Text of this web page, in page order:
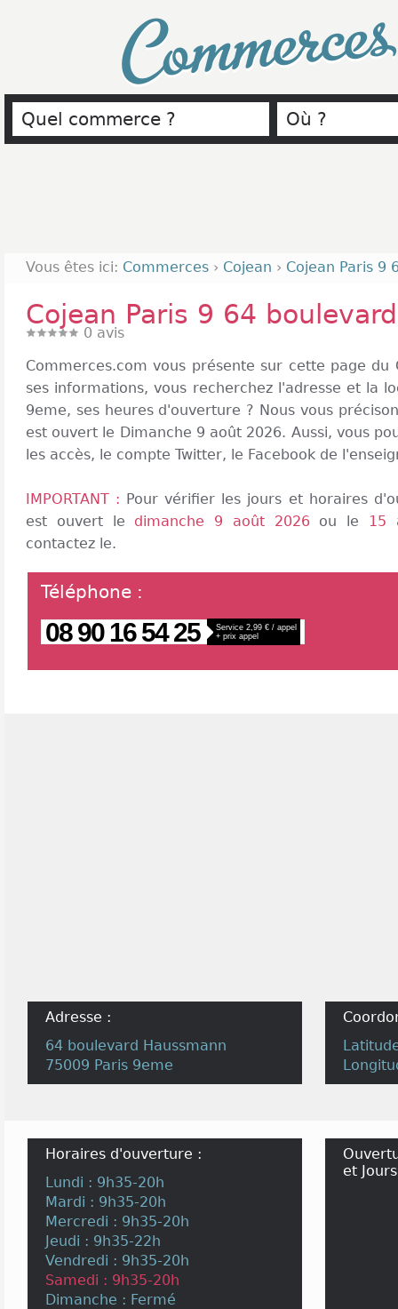
Vous êtes ici: Commerces › Cojean › Cojean Paris 9
Cojean Paris 9 64
0 avis
Commerces.com vous présente sur cette page du
ses informations, vous recherchez l'adresse et la
9eme, ses heures d'ouverture ? Nous vous
est ouvert le Dimanche 9 août 2026. Aussi, vous
les accès, le compte Twitter, le Facebook de
IMPORTANT : Pour vérifier les jours et horaires
est ouvert le dimanche 9 août 2026ou le 15
contactez le.
Téléphone :
08 90 16 54 25
Service 2,99 € / appel
+ prix appel
Adresse :
64 boulevard Haussmann
75009 Paris 9eme
Horaires d'ouverture :
Lundi : 9h35-20h
Mardi : 9h35-20h
Mercredi : 9h35-20h
Jeudi : 9h35-22h
Vendredi : 9h35-20h
Samedi : 9h35-20h
Dimanche : Fermé
et